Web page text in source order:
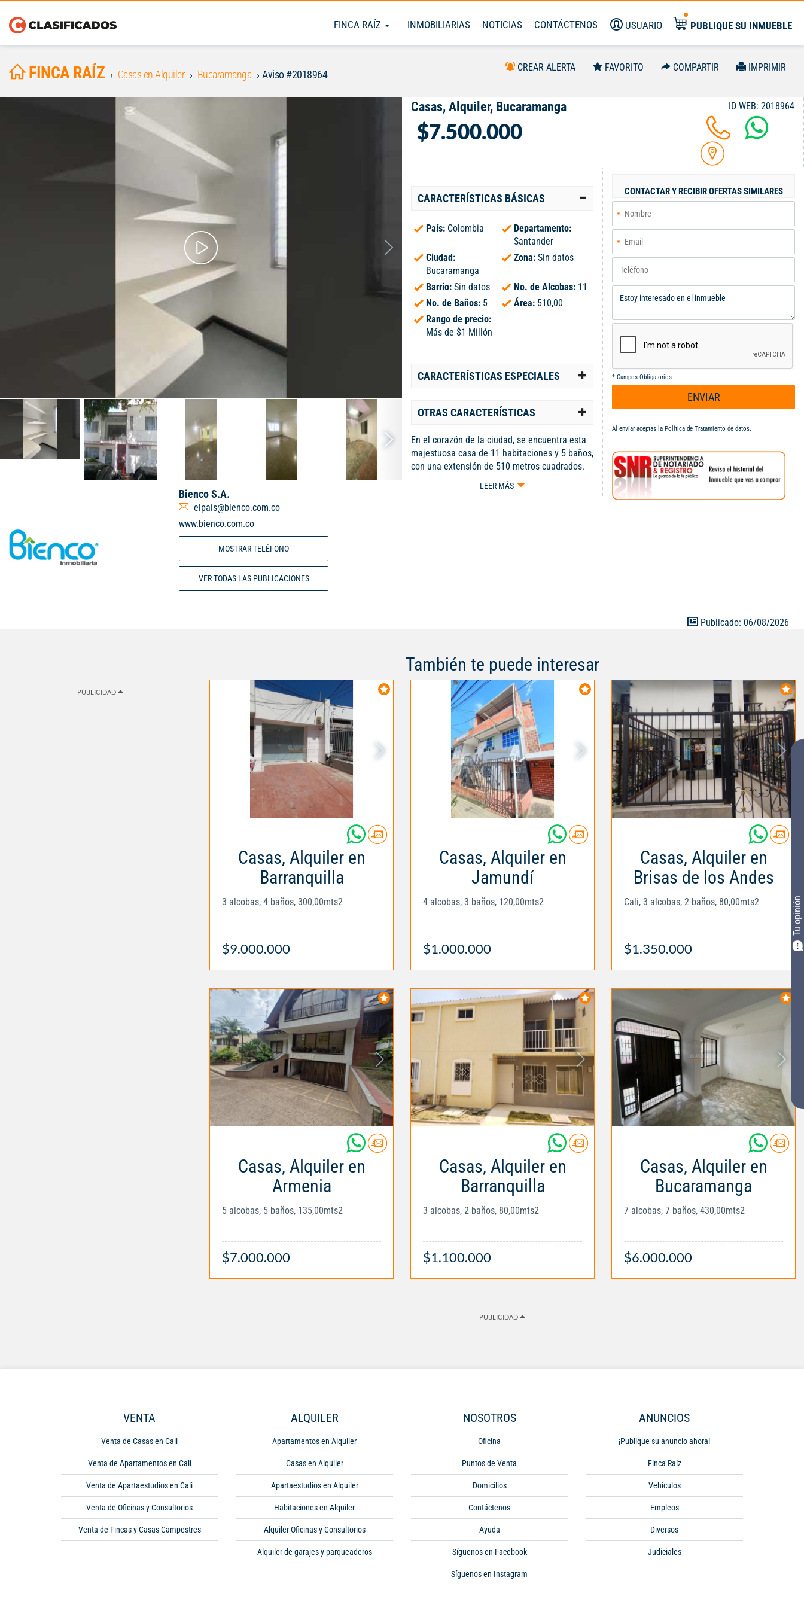
FINCA RAÍZ INMOBILIARIAS NOTICIAS CONTÁCTENOS USUARIO PUBLIQUE SU INMUEBLE
Tu opinión
FINCA RAÍZ Casas en Alquiler Bucaramanga Aviso #2018964
CREAR ALERTA FAVORITO COMPARTIR IMPRIMIR
Bienco S.A.
elpais@bienco.com.co
www.bienco.com.co
MOSTRAR TELÉFONO
VER TODAS LAS PUBLICACIONES
Casas, Alquiler, Bucaramanga
$7.500.000
ID WEB: 2018964
CARACTERÍSTICAS BÁSICAS
País: Colombia
Departamento:
Santander
Ciudad:
Bucaramanga
Zona: Sin datos
Barrio: Sin datos No. de Alcobas: 11
No. de Baños: 5 Área: 510,00
Rango de precio:
Más de $1 Millón
CARACTERÍSTICAS ESPECIALES
OTRAS CARACTERÍSTICAS
En el corazón de la ciudad, se encuentra esta
majestuosa casa de 11 habitaciones y 5 baños,
con una extensión de 510 metros cuadrados.
Con un diseño arquitectónico impecable, esta
propiedad ofrece un ambiente de lujo y
LEER MÁS
CONTACTAR Y RECIBIR OFERTAS SIMILARES
* Campos Obligatorios
ENVIAR
Al enviar aceptas la Política de Tratamiento de datos.
Publicado: 06/08/2026
PUBLICIDAD
También te puede interesar
Casas, Alquiler en
Barranquilla
3 alcobas, 4 baños, 300,00mts2
$9.000.000
Casas, Alquiler en
Jamundí
4 alcobas, 3 baños, 120,00mts2
$1.000.000
Casas, Alquiler en
Brisas de los Andes
Cali, 3 alcobas, 2 baños, 80,00mts2
$1.350.000
Casas, Alquiler en
Armenia
5 alcobas, 5 baños, 135,00mts2
$7.000.000
Casas, Alquiler en
Barranquilla
3 alcobas, 2 baños, 80,00mts2
$1.100.000
Casas, Alquiler en
Bucaramanga
7 alcobas, 7 baños, 430,00mts2
$6.000.000
PUBLICIDAD
VENTA
Venta de Casas en Cali
Venta de Apartamentos en Cali
Venta de Apartaestudios en Cali
Venta de Oficinas y Consultorios
Venta de Fincas y Casas Campestres
ALQUILER
Apartamentos en Alquiler
Casas en Alquiler
Apartaestudios en Alquiler
Habitaciones en Alquiler
Alquiler Oficinas y Consultorios
Alquiler de garajes y parqueaderos
NOSOTROS
Oficina
Puntos de Venta
Domicilios
Contáctenos
Ayuda
Síguenos en Facebook
Síguenos en Instagram
ANUNCIOS
¡Publique su anuncio ahora!
Finca Raíz
Vehículos
Empleos
Diversos
Judiciales